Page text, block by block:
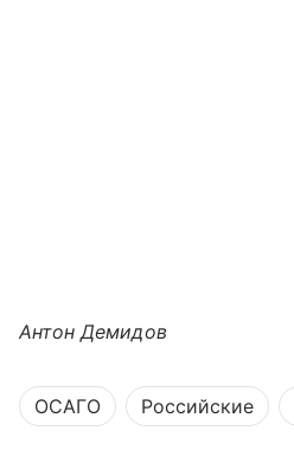
Антон Демидов
ОСАГО Российские